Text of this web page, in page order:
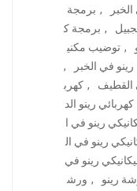
, برمجة
, برمجة ك
, توضيب مكني
رينو في الخبر
,
القطيف , كهرب
كهربائي رينو الد
رينو في ا
رينو في ال
رينو في
رينو , ورش